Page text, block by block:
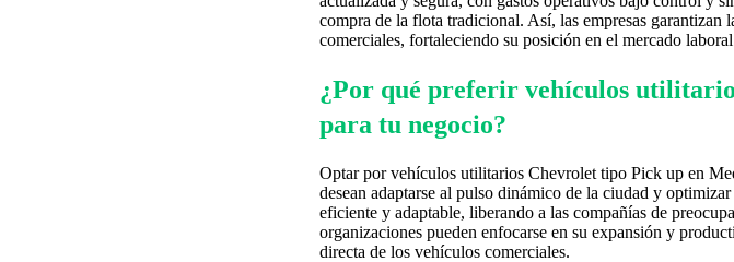
compra de la flota tradicional. Así, las empresas
comerciales, fortaleciendo su posición en el mercado
¿Por qué preferir vehículos
para tu negocio?
Optar por vehículos utilitarios Chevrolet tipo Pick up en
desean adaptarse al pulso dinámico de la ciudad y
eficiente y adaptable, liberando a las compañías de
organizaciones pueden enfocarse en su expansión y
directa de los vehículos comerciales.